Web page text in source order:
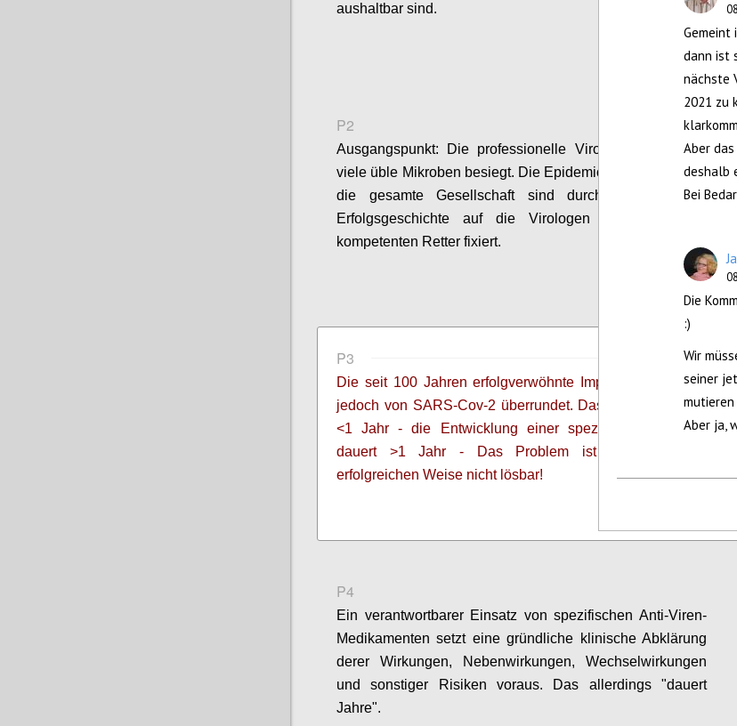
aushaltbar sind.
P2
Ausgangspunkt:
Die professionelle Virologie hat bisher
viele üble Mikroben besiegt. Die Epidemiologen und damit
die gesamte Gesellschaft sind durch die bisherige
Erfolgsgeschichte auf die
Virologen als die einzig
kompetenten Retter fixiert.
P3
Die seit 100 Jahren erfolgverwöhnte Impfstrategie wurde
jedoch von SARS-Cov-2 überrundet. Das V
irus mutiert in
<1 Jahr -die Entwicklung einer spezifischen Impfung
dauert >1 Jahr - Das
Problem ist
erfolgreichen Weise nicht lösbar!
P4
Ein verantwortbarer Einsatz von spezifischen Anti-Viren-
Medikamenten setzt eine gründliche klinische Abklärung
derer Wirkungen, Nebenwirkungen, Wechselwirkungen
und sonstiger Risiken voraus. Das allerdings "dauert
Jahre".
Gemeint
dann ist
nächste
2021 zu
Aber
deshalb
Bei
Die
:)
Wir
seiner
mutieren
Aber ja,